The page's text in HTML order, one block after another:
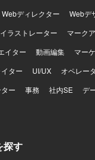
Webディレクター Webデ
イラストレーター マーク
イター 動画編集
マー
ター UI/UX オペレー
ー 事務 社内SE
デ
探す